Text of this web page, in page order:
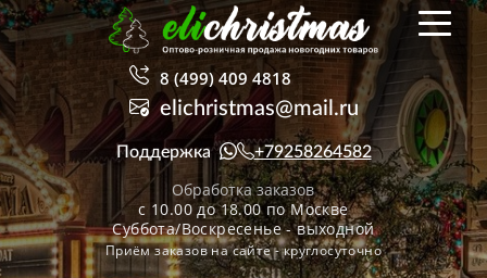
8 (499) 409 4818
elichristmas@mail.ru
Поддержка +79258264582
Обработка заказов
с 10.00 до 18.00 по Москве
Суббота/Воскресенье - выходной
Приём заказов на сайте - круглосуточно